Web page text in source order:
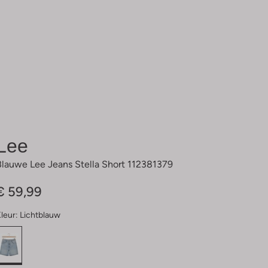
Lee Jeans Stella Short 112381379
59,99
Lichtblauw